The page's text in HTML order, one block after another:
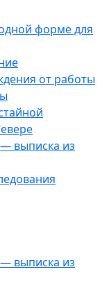
форме для
от работы
выписка из
выписка из